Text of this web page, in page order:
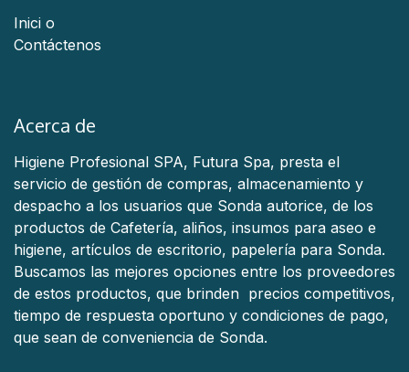
Inici o
Contáctenos
Acerca de
Higiene Profesional SPA, Futura Spa, presta el
servicio de gestión de compras, almacenamiento y
despacho a los usuarios que Sonda autorice, de los
productos de Cafetería, aliños, insumos para aseo e
higiene, artículos de escritorio, papelería para Sonda.
Buscamos las mejores opciones entre los proveedores
de estos productos, que brinden precios competitivos,
tiempo de respuesta oportuno y condiciones de pago,
que sean de conveniencia de Sonda.